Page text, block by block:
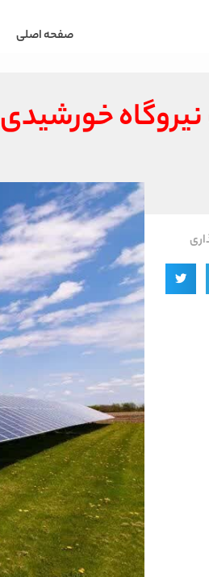
صفحه اصلی
خورشیدی ۲ هزار مگاواتی در قم